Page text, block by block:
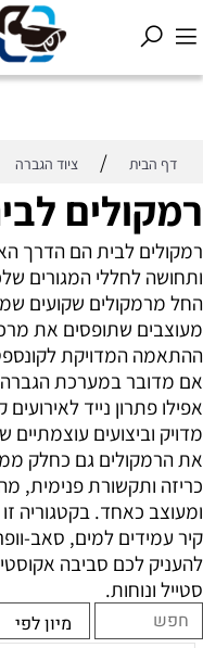
דף הבית / ציוד הגברה
רמקולים
רמקולים לבית הם הדרך
ותחושה לחללי המגורים
החל מרמקולים שקועים
מעוצבים שתופסים את
ההתאמה המדויקת לקונספט
אם מדובר במערכת הגברה
אפילו פתרון נייד
מדויק וביצועים עוצמתיים
את הרמקולים גם כחלק
כריזה ותקשורת פנימית,
קיר עמידים למים, סאב-
להעניק לכם סביבה
סטייל ונוחות.